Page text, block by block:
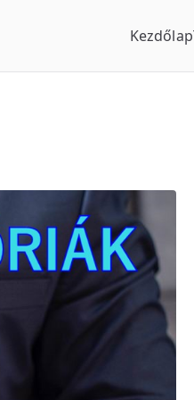
Kezdőlap